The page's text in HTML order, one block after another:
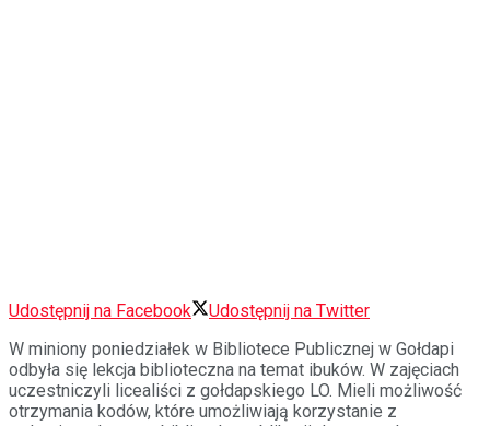
Udostępnij na Facebook
Udostępnij na Twitter
W miniony poniedziałek w Bibliotece Publicznej w Gołdapi
odbyła się lekcja biblioteczna na temat ibuków. W zajęciach
uczestniczyli licealiści z gołdapskiego LO. Mieli możliwość
otrzymania kodów, które umożliwiają korzystanie z